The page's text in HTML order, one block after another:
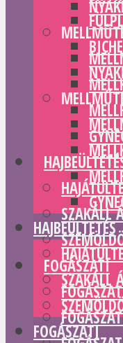
SZAKÁLL
FOGÁSZATI
HAJBEÜLTETÉS
SZAKÁLL
FOGÁSZATI